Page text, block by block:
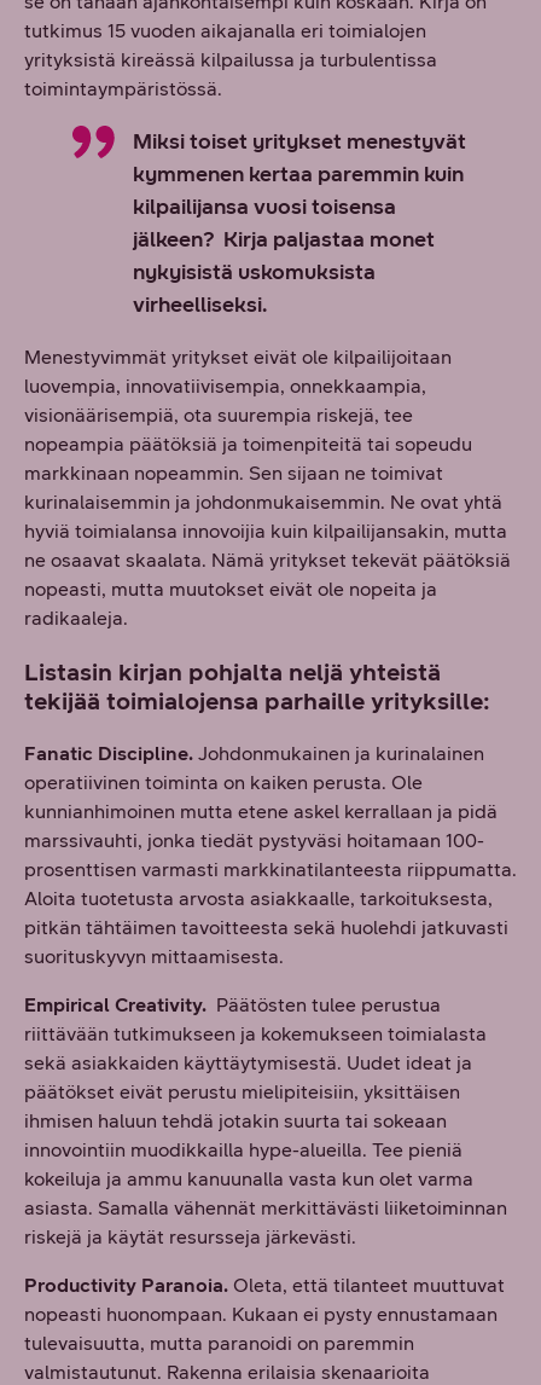
tutkimus 15 vuoden aikajanalla eri toimialojen
yrityksistä kireässä kilpailussa ja turbulentissa
toimintaympäristössä.
Miksi toiset yritykset menestyvät
kymmenen kertaa paremmin kuin
kilpailijansa vuosi toisensa
jälkeen? Kirja paljastaa monet
nykyisistä uskomuksista
virheelliseksi.
Menestyvimmät yritykset eivät ole kilpailijoitaan
luovempia, innovatiivisempia, onnekkaampia,
visionäärisempiä, ota suurempia riskejä, tee
nopeampia päätöksiä ja toimenpiteitä tai sopeudu
markkinaan nopeammin. Sen sijaan ne toimivat
kurinalaisemmin ja johdonmukaisemmin. Ne ovat yhtä
hyviä toimialansa innovoijia kuin kilpailijansakin, mutta
ne osaavat skaalata. Nämä yritykset tekevät päätöksiä
nopeasti, mutta muutokset eivät ole nopeita ja
radikaaleja.
Listasin kirjan pohjalta neljä yhteistä
tekijää toimialojensa parhaille yrityksille:
Fanatic Discipline. Johdonmukainen ja kurinalainen
operatiivinen toiminta on kaiken perusta. Ole
kunnianhimoinen mutta etene askel kerrallaan ja pidä
marssivauhti, jonka tiedät pystyväsi hoitamaan 100-
prosenttisen varmasti markkinatilanteesta riippumatta.
Aloita tuotetusta arvosta asiakkaalle, tarkoituksesta,
pitkän tähtäimen tavoitteesta sekä huolehdi jatkuvasti
suorituskyvyn mittaamisesta.
Empirical Creativity. Päätösten tulee perustua
riittävään tutkimukseen ja kokemukseen toimialasta
sekä asiakkaiden käyttäytymisestä. Uudet ideat ja
päätökset eivät perustu mielipiteisiin, yksittäisen
ihmisen haluun tehdä jotakin suurta tai sokeaan
innovointiin muodikkailla hype-alueilla. Tee pieniä
kokeiluja ja ammu kanuunalla vasta kun olet varma
asiasta. Samalla vähennät merkittävästi liiketoiminnan
riskejä ja käytät resursseja järkevästi.
Productivity Paranoia. Oleta, että tilanteet muuttuvat
nopeasti huonompaan. Kukaan ei pysty ennustamaan
tulevaisuutta, mutta paranoidi on paremmin
valmistautunut. Rakenna erilaisia skenaarioita